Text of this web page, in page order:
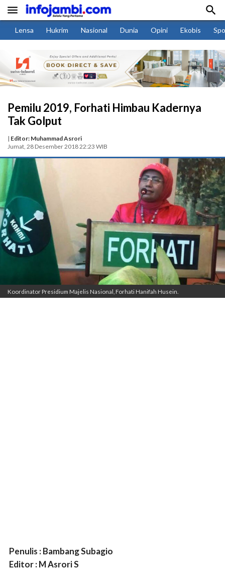
 
Lensa Hukrim Nasional Dunia Opini Ekobis
Pemilu 2019, Forhati Himbau Kadernya
Tak Golput
| Editor: Muhammad Asrori
Jumat, 28 Desember 2018 22:23 WIB
Koordinator Presidium Majelis Nasional, Forhati Hanifah Husein.
Penulis : Bambang Subagio
Editor : M Asrori S